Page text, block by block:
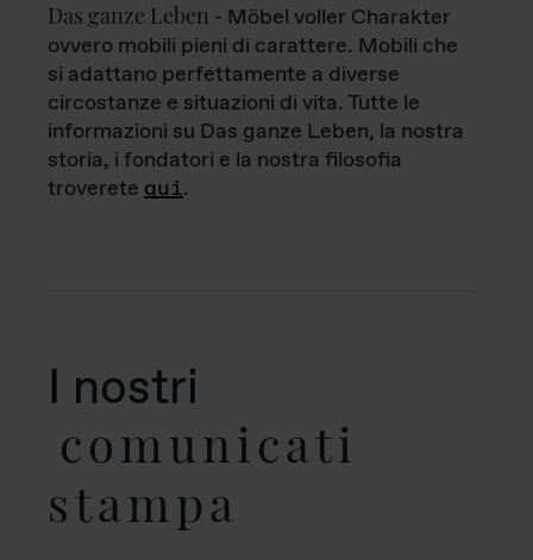
Das ganze Leben - Möbel voller Charakter
ovvero mobili pieni di carattere. Mobili che
si adattano perfettamente a diverse
circostanze e situazioni di vita. Tutte le
informazioni su Das ganze Leben, la nostra
storia, i fondatori e la nostra filosofia
troverete qui.
I nostri
comunicati
stampa